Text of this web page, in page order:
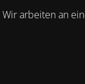
Wir arbeiten an